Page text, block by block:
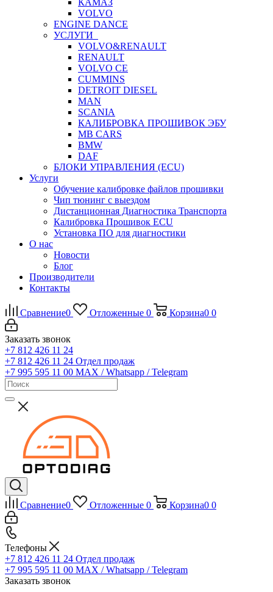
КАМАЗ
VOLVO
ENGINE DANCE
УСЛУГИ
VOLVO&RENAULT
RENAULT
VOLVO CE
CUMMINS
DETROIT DIESEL
MAN
SCANIA
КАЛИБРОВКА ПРОШИВОК ЭБУ
MB CARS
BMW
DAF
БЛОКИ УПРАВЛЕНИЯ (ECU)
Услуги
Обучение калибровке файлов прошивки
Чип тюнинг с выездом
Дистанционная Диагностика Транспорта
Калибровка Прошивок ECU
Установка ПО для диагностики
О нас
Новости
Блог
Производители
Контакты
Сравнение0 Отложенные 0 Корзина0 0
Заказать звонок
+7 812 426 11 24
+7 812 426 11 24 Отдел продаж
+7 995 595 11 00 MAX / Whatsapp / Telegram
Сравнение0 Отложенные 0 Корзина0 0
Телефоны
+7 812 426 11 24 Отдел продаж
+7 995 595 11 00 MAX / Whatsapp / Telegram
Заказать звонок